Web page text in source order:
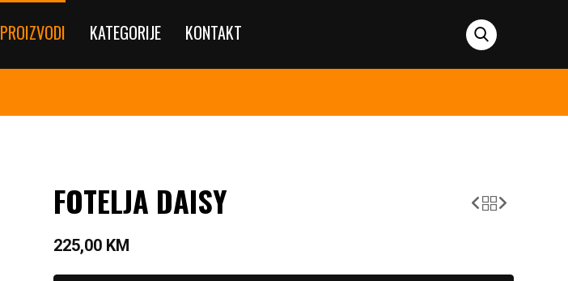
PROIZVODI KATEGORIJE KONTAKT
FOTELJA DAISY
225,00 KM